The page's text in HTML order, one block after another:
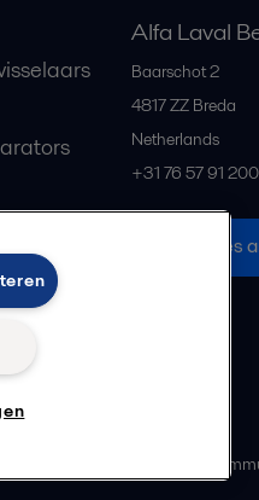
Alfa Laval
Baarschot 2
4817 ZZ Breda
Netherlands
+31 76 57 91 200
All offices
Richtlijnen voor de